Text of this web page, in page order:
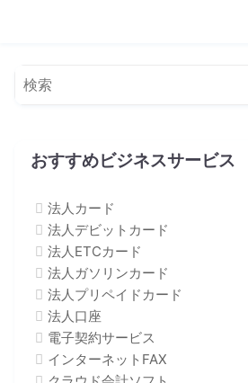
おすすめビジネスサービス
法人カード
法人デビットカード
法人ETCカード
法人ガソリンカード
法人プリペイドカード
法人口座
電子契約サービス
インターネットFAX